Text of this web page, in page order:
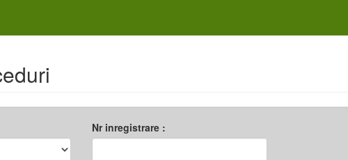
Nr inregistrare :